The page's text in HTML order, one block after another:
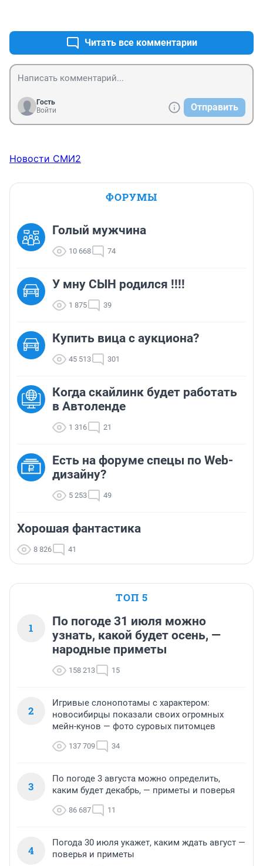
Читать все комментарии
Гость
Войти
Отправить
Новости СМИ2
ФОРУМЫ
Голый мужчина
10 668 74
У мну СЫН родился !!!!
1 875 39
Купить вица с аукциона?
45 513 301
Когда скайлинк будет работать
в Автоленде
1 316 21
Есть на форуме спецы по Web-
дизайну?
5 253 49
Хорошая фантастика
8 826 41
ТОП 5
1
По погоде 31 июля можно
узнать, какой будет осень, —
народные приметы
158 213 15
2
Игривые слонопотамы с характером:
новосибирцы показали своих огромных
мейн-кунов — фото суровых питомцев
137 709 34
3
По погоде 3 августа можно определить,
каким будет декабрь, — приметы и поверья
86 687 11
4
Погода 30 июля укажет, каким ждать август —
поверья и приметы